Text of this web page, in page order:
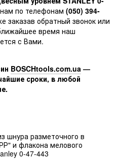
по телефонам (050) 394-
заказав обратный звонок или
время наш
с Вами.
BOSCHtools.com.ua —
сроки, в любой
шнура разметочного в
и флакона мелового
0-47-443